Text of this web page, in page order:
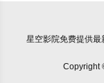
星空影院免费提供最
Copyright